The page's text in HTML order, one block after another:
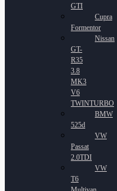
GTI
Cupra
Formentor
Nissan
GT-
R35
3.8
MK3
V6
TWINTURBO
BMW
525d
VW
Passat
2.0TDI
VW
T6